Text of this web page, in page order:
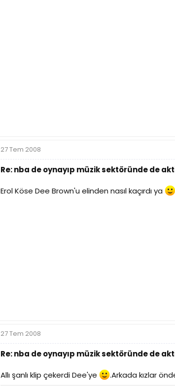
27 Tem 2008
Re: nba de oynayıp müzik sektöründe de
Erol Köse Dee Brown'u elinden nasıl kaçırdı ya
27 Tem 2008
Re: nba de oynayıp müzik sektöründe de
Allı şanlı klip çekerdi Dee'ye .Arkada kızlar